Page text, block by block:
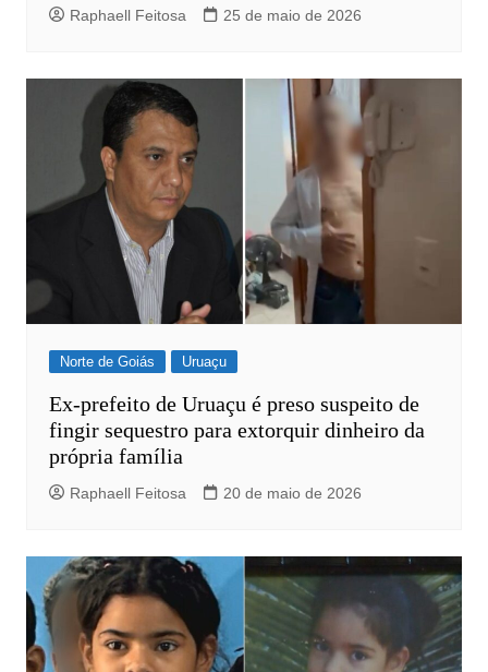
Raphaell Feitosa 25 de maio de 2026
Norte de Goiás Uruaçu
Ex-prefeito de Uruaçu é preso suspeito de
fingir sequestro para extorquir dinheiro da
própria família
Raphaell Feitosa 20 de maio de 2026